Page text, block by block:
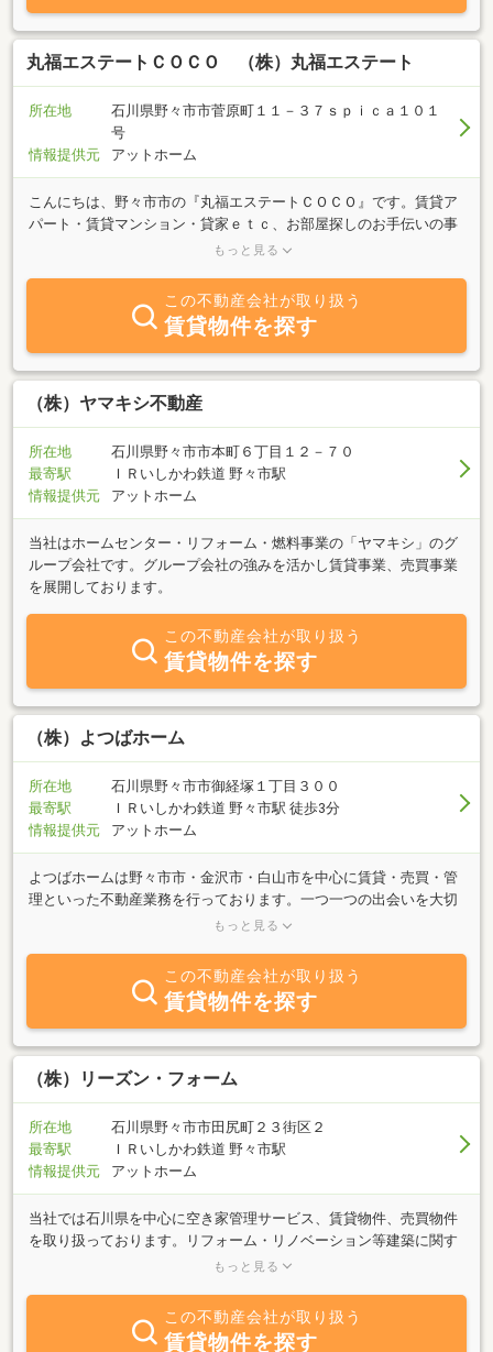
丸福エステートＣＯＣＯ （株）丸福エステート
所在地
石川県野々市市菅原町１１－３７ｓｐｉｃａ１０１
号
情報提供元
アットホーム
こんにちは、野々市市の『丸福エステートＣＯＣＯ』です。賃貸ア
パート・賃貸マンション・貸家ｅｔｃ、お部屋探しのお手伝いの事
なら当社にお任せ下さい！ イオンタウン野々市さん道路向かい、
ります！２０１６年２月１２日ＯＰＥＮ
もっと見る
この不動産会社が取り扱う
賃貸物件を探す
（株）ヤマキシ不動産
所在地
石川県野々市市本町６丁目１２－７０
最寄駅
ＩＲいしかわ鉄道 野々市駅
情報提供元
アットホーム
当社はホームセンター・リフォーム・燃料事業の「ヤマキシ」のグ
ループ会社です。グループ会社の強みを活かし賃貸事業、売買事業
を展開しております。
この不動産会社が取り扱う
賃貸物件を探す
（株）よつばホーム
所在地
石川県野々市市御経塚１丁目３００
最寄駅
ＩＲいしかわ鉄道 野々市駅 徒歩3分
情報提供元
アットホーム
よつばホームは野々市市・金沢市・白山市を中心に賃貸・売買・管
理といった不動産業務を行っております。一つ一つの出会いを大切
にしお客様の幸せを第一に考えた接客を行うように心がけておりま
いと思います。お気軽にお問い合わせ下さい！
もっと見る
この不動産会社が取り扱う
賃貸物件を探す
（株）リーズン・フォーム
所在地
石川県野々市市田尻町２３街区２
最寄駅
ＩＲいしかわ鉄道 野々市駅
情報提供元
アットホーム
当社では石川県を中心に空き家管理サービス、賃貸物件、売買物件
を取り扱っております。リフォーム・リノベーション等建築に関す
るご相談にもしっかり対応させて頂きます。お気軽にご相談くださ
もっと見る
この不動産会社が取り扱う
賃貸物件を探す